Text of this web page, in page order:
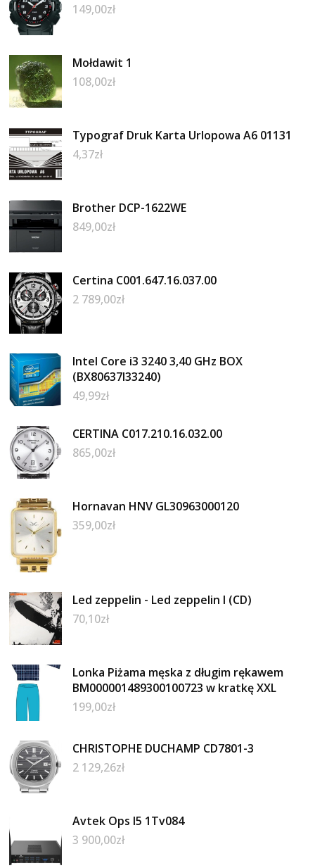
149,00zł
Mołdawit 1
108,00zł
Typograf Druk Karta Urlopowa A6 01131
4,37zł
Brother DCP-1622WE
849,00zł
Certina C001.647.16.037.00
2 789,00zł
Intel Core i3 3240 3,40 GHz BOX
(BX80637I33240)
49,99zł
CERTINA C017.210.16.032.00
865,00zł
Hornavan HNV GL30963000120
359,00zł
Led zeppelin - Led zeppelin I (CD)
70,10zł
Lonka Piżama męska z długim rękawem
BM000001489300100723 w kratkę XXL
199,00zł
CHRISTOPHE DUCHAMP CD7801-3
2 129,26zł
Avtek Ops I5 1Tv084
3 900,00zł